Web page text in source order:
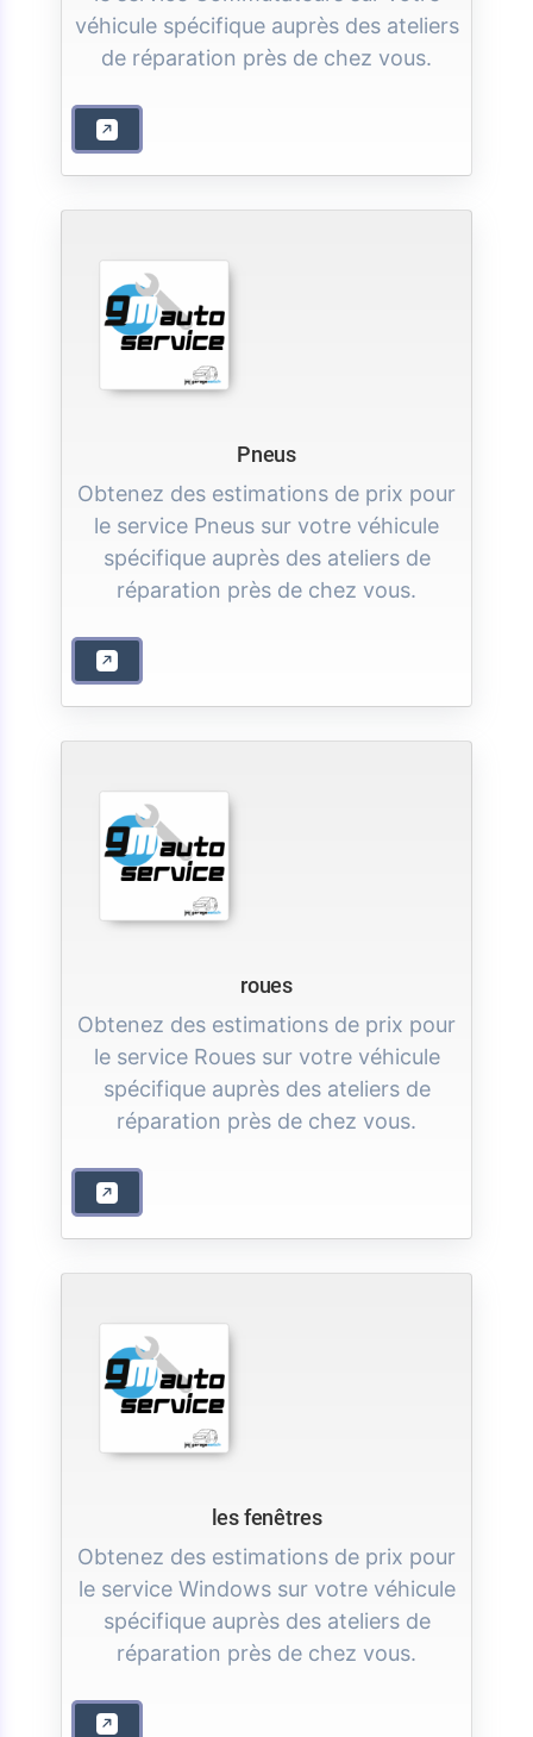
véhicule spécifique auprès des ateliers
de réparation près de chez vous.
Pneus
Obtenez des estimations de prix pour
le service Pneus sur votre véhicule
spécifique auprès des ateliers de
réparation près de chez vous.
roues
Obtenez des estimations de prix pour
le service Roues sur votre véhicule
spécifique auprès des ateliers de
réparation près de chez vous.
les fenêtres
Obtenez des estimations de prix pour
le service Windows sur votre véhicule
spécifique auprès des ateliers de
réparation près de chez vous.